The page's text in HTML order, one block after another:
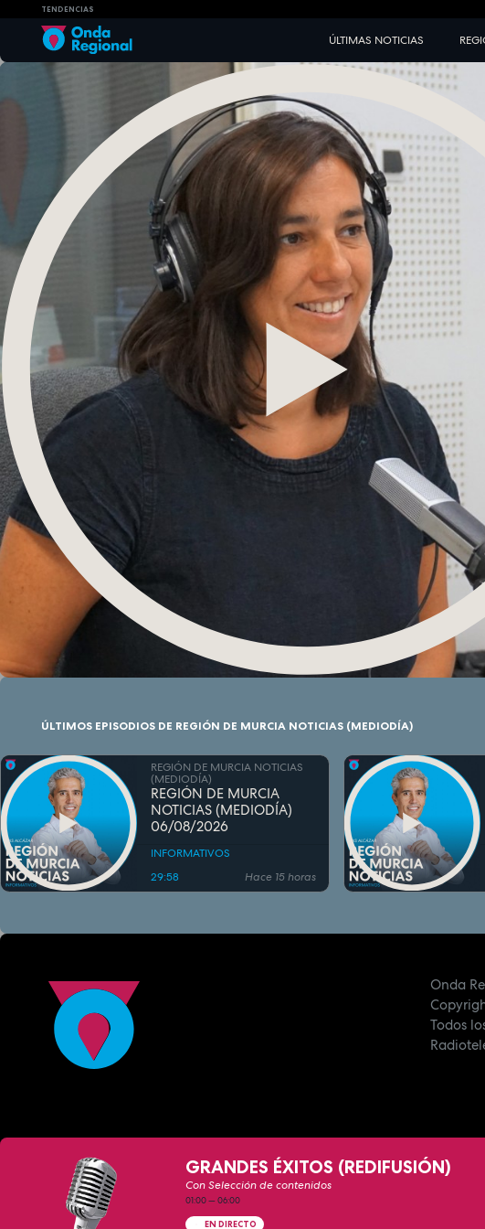
TENDENCIAS
ÚLTIMAS NOTICIAS
ÚLTIMOS EPISODIOS DE REGIÓN DE MURCIA NOTICIAS (MEDIODÍA)
REGIÓN DE MURCIA NOTICIAS
(MEDIODÍA)
REGIÓN DE MURCIA
NOTICIAS (MEDIODÍA)
06/08/2026
INFORMATIVOS
29:58
Hace 15 horas
Onda
Todos
GRANDES ÉXITOS (REDIFUSIÓN)
Con Selección de contenidos
01:00—06:00
EN DIRECTO